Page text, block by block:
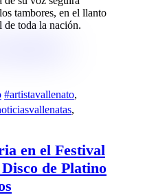
tambores, en el llanto
de toda la nación.
#artistavallenato,
,
en el Festival
de Platino